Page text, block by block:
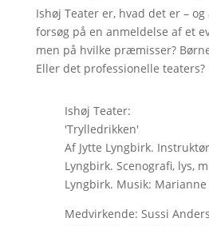
Ishøj Teater er, hvad det er –
forsøg på en anmeldelse af et
men på hvilke præmisser?
Eller det professionelle teaters?
Ishøj Teater:
'Trylledrikken'
Af Jytte Lyngbirk.
Lyngbirk. Scenografi, lys,
Lyngbirk. Musik:
Medvirkende: Sussi